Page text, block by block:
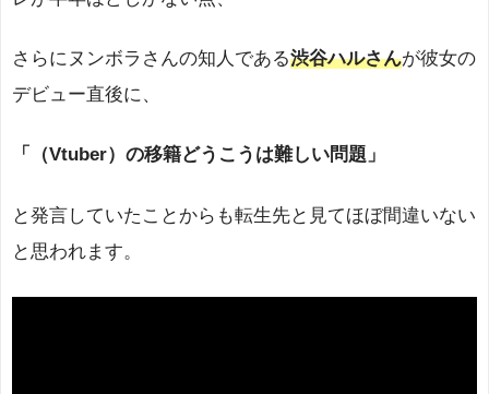
さらにヌンボラさんの知人である渋谷ハルさんが彼女の
デビュー直後に、
「（Vtuber）の移籍どうこうは難しい問題」
と発言していたことからも転生先と見てほぼ間違いない
と思われます。